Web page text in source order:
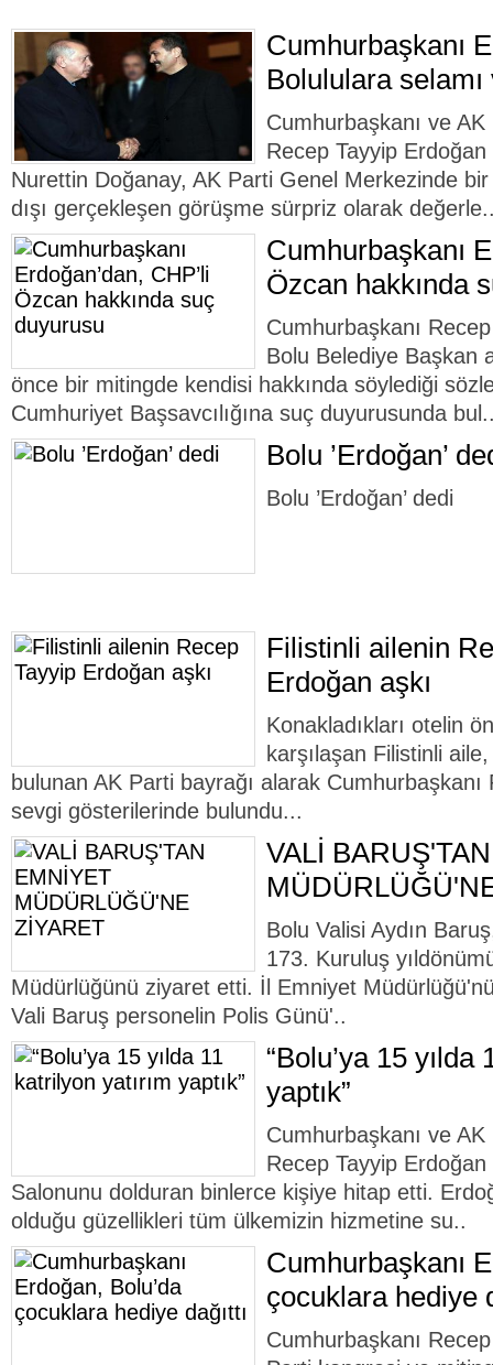
Cumhurbaşkanı
Bolululara selamı
Cumhurbaşkanı ve
Recep Tayyip
Nurettin Doğanay, AK Parti Genel Merkezinde
dışı gerçekleşen görüşme sürpriz olarak
Cumhurbaşkanı
Özcan hakkında
Cumhurbaşkanı
Bolu Belediye Başkan
önce bir mitingde kendisi hakkında söylediği
Cumhuriyet Başsavcılığına suç duyurusunda
Bolu ’Erdoğan’
Bolu ’Erdoğan’ dedi
Filistinli ailenin
Erdoğan aşkı
Konakladıkları otelin
karşılaşan Filistinli
bulunan AK Parti bayrağı alarak Cumhurbaşkanı
sevgi gösterilerinde bulundu...
VALİ
Bolu Valisi Aydın
173. Kuruluş
Müdürlüğünü ziyaret etti. İl Emniyet
Vali Baruş personelin Polis Günü'..
“Bolu’ya 15 yılda
yaptık”
Cumhurbaşkanı ve
Recep Tayyip Erdoğan
Salonunu dolduran binlerce kişiye hitap etti.
olduğu güzellikleri tüm ülkemizin hizmetine su..
Cumhurbaşkanı
çocuklara hediye
Cumhurbaşkanı